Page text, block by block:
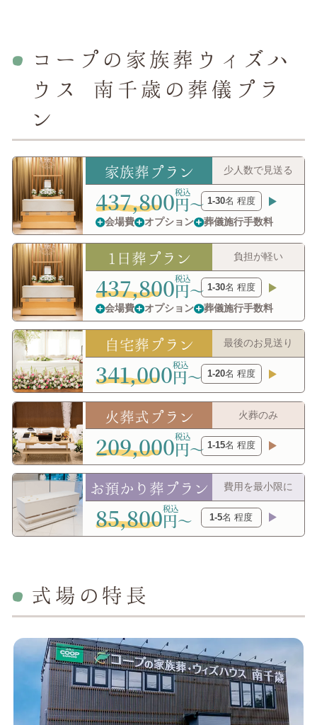
コープの家族葬ウィズハ
ウス 南千歳の葬儀プラ
ン
家族葬プラン 少人数で見送る
437,800円〜 1-30名 程度
会場費 オプション 葬儀施行手数料
1日葬プラン 負担が軽い
437,800円〜 1-30名 程度
会場費 オプション 葬儀施行手数料
自宅葬プラン 最後のお見送り
341,000円〜 1-20名 程度
火葬式プラン 火葬のみ
209,000円〜 1-15名 程度
お預かり葬プラン 費用を最小限に
85,800円〜 1-5名 程度
式場の特長